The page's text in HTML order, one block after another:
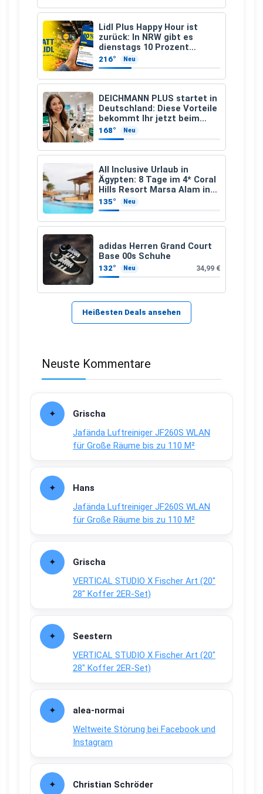
Lidl Plus Happy Hour ist
zurück: In NRW gibt es
dienstags 10 Prozent
Rabatt
216° Neu
DEICHMANN PLUS startet in
Deutschland: Diese Vorteile
bekommt Ihr jetzt beim
Schuhkauf
168° Neu
All Inclusive Urlaub in
Ägypten: 8 Tage im 4* Coral
Hills Resort Marsa Alam inkl.
Flüge ab 299 € p.P.
135° Neu
adidas Herren Grand Court
Base 00s Schuhe
132° Neu 34,99 €
Heißesten Deals ansehen
Neuste Kommentare
Grischa
Jafända Luftreiniger JF260S WLAN
für Große Räume bis zu 110 M²
Hans
Jafända Luftreiniger JF260S WLAN
für Große Räume bis zu 110 M²
Grischa
VERTICAL STUDIO X Fischer Art (20″
28″ Koffer 2ER-Set)
Seestern
VERTICAL STUDIO X Fischer Art (20″
28″ Koffer 2ER-Set)
alea-normai
Weltweite Störung bei Facebook und
Instagram
Christian Schröder